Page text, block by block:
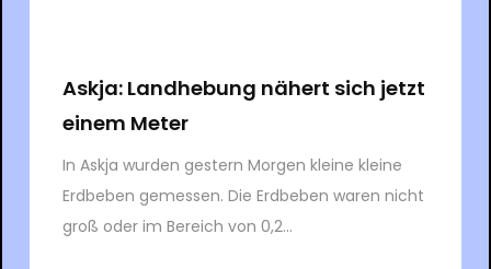
Askja: Landhebung nähert sich jetzt
einem Meter
In Askja wurden gestern Morgen kleine kleine
Erdbeben gemessen. Die Erdbeben waren nicht
groß oder im Bereich von 0,2...